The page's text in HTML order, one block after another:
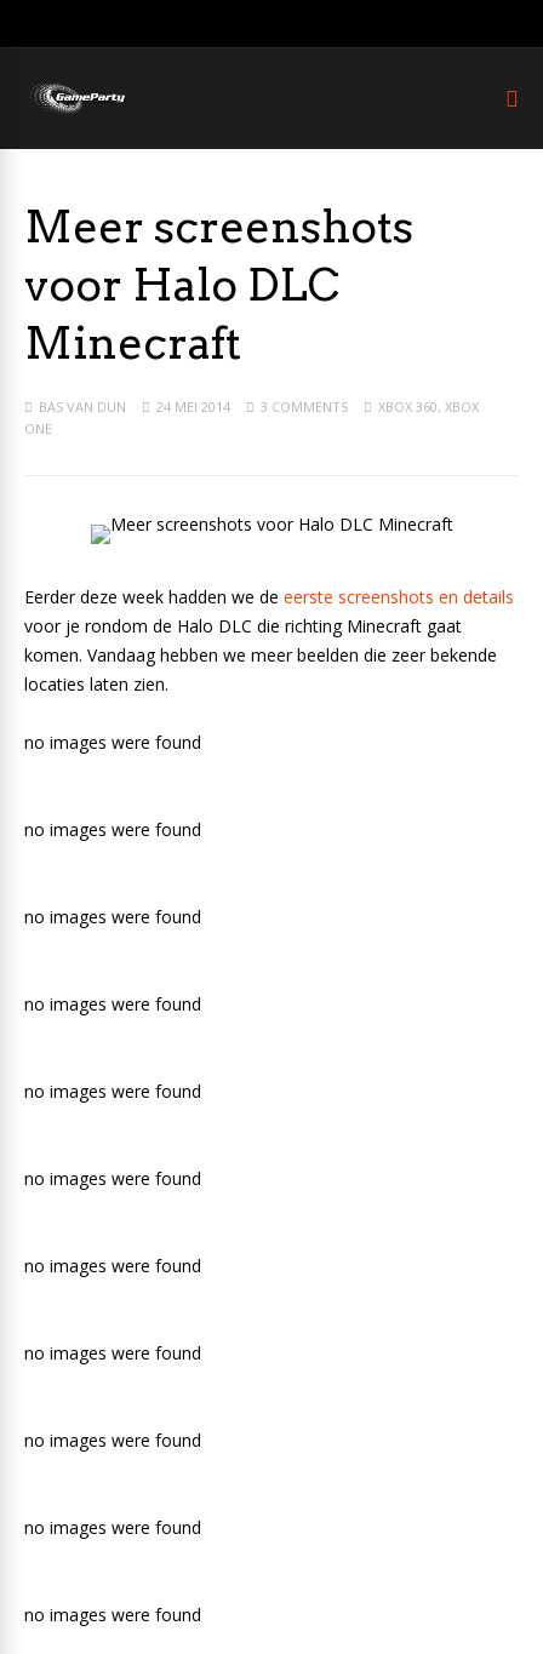
Meer screenshots
voor Halo DLC
Minecraft
BAS VAN DUN 24 MEI 2014 3 COMMENTS XBOX 360, XBOX
ONE
Eerder deze week hadden we de eerste screenshots en details
voor je rondom de Halo DLC die richting Minecraft gaat
komen. Vandaag hebben we meer beelden die zeer bekende
locaties laten zien.
no images were found
no images were found
no images were found
no images were found
no images were found
no images were found
no images were found
no images were found
no images were found
no images were found
no images were found